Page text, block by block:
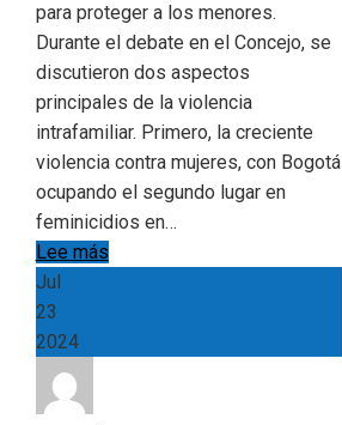
para proteger a los menores.
Durante el debate en el Concejo, se
discutieron dos aspectos
principales de la violencia
intrafamiliar. Primero, la creciente
violencia contra mujeres, con Bogotá
ocupando el segundo lugar en
feminicidios en…
Lee más
Jul
23
2024